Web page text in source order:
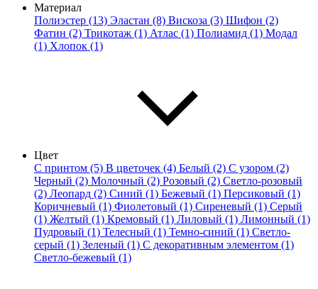
Материал
Полиэстер (13) Эластан (8) Вискоза (3) Шифон (2)
Фатин (2) Трикотаж (1) Атлас (1) Полиамид (1) Модал
(1) Хлопок (1)
Цвет
С принтом (5) В цветочек (4) Белый (2) С узором (2)
Черный (2) Молочный (2) Розовый (2) Светло-розовый
(2) Леопард (2) Синий (1) Бежевый (1) Персиковый (1)
Коричневый (1) Фиолетовый (1) Сиреневый (1) Серый
(1) Желтый (1) Кремовый (1) Лиловый (1) Лимонный (1)
Пудровый (1) Телесный (1) Темно-синий (1) Светло-
серый (1) Зеленый (1) С декоративным элементом (1)
Светло-бежевый (1)